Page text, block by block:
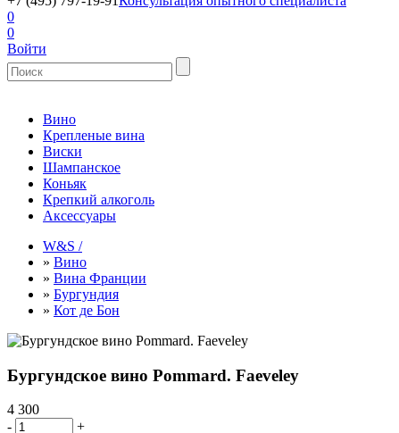
0
0
Войти
Вино
Крепленые вина
Виски
Шампанское
Коньяк
Крепкий алкоголь
Аксессуары
W&S /
» Вино
» Вина Франции
» Бургундия
» Кот де Бон
Бургундское вино Pommard. Faeveley
4 300
-
+